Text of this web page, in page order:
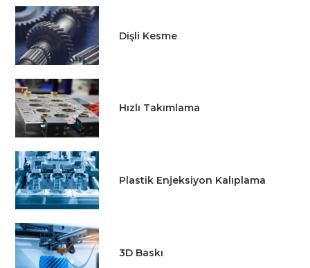
Dişli Kesme
Hızlı Takımlama
Plastik Enjeksiyon Kalıplama
3D Baskı